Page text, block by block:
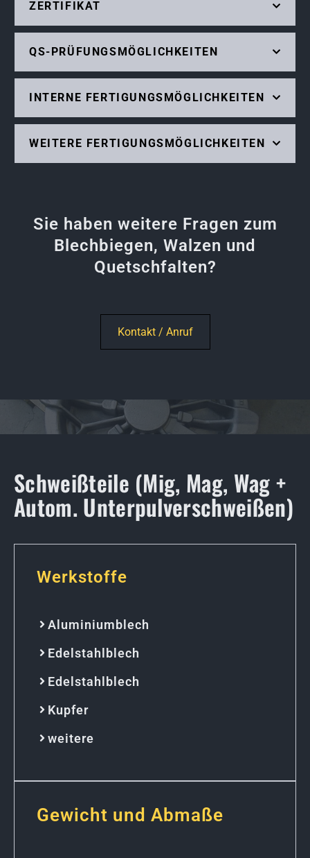
ZERTIFIKAT
QS-PRÜFUNGSMÖGLICHKEITEN
INTERNE FERTIGUNGSMÖGLICHKEITEN
WEITERE FERTIGUNGSMÖGLICHKEITEN
Sie haben weitere Fragen zum
Blechbiegen, Walzen und
Quetschfalten?
Kontakt / Anruf
Schweißteile (Mig, Mag, Wag +
Autom. Unterpulverschweißen)
Werkstoffe
Aluminiumblech
Edelstahlblech
Edelstahlblech
Kupfer
weitere
Gewicht und Abmaße